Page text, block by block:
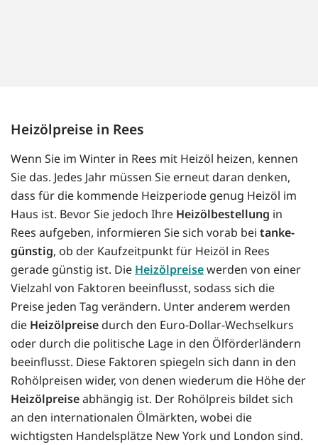
Heizölpreise in Rees
Wenn Sie im Winter in Rees mit Heizöl heizen, kennen
Sie das. Jedes Jahr müssen Sie erneut daran denken,
dass für die kommende Heizperiode genug Heizöl im
Haus ist. Bevor Sie jedoch Ihre Heizölbestellung in
Rees aufgeben, informieren Sie sich vorab bei tanke-
günstig, ob der Kaufzeitpunkt für Heizöl in Rees
gerade günstig ist. Die Heizölpreisewerden von einer
Vielzahl von Faktoren beeinflusst, sodass sich die
Preise jeden Tag verändern. Unter anderem werden
die Heizölpreise durch den Euro-Dollar-Wechselkurs
oder durch die politische Lage in den Ölförderländern
beeinflusst. Diese Faktoren spiegeln sich dann in den
Rohölpreisen wider, von denen wiederum die Höhe der
Heizölpreiseabhängig ist. Der Rohölpreis bildet sich
an den internationalen Ölmärkten, wobei die
wichtigsten Handelsplätze New York und London sind.